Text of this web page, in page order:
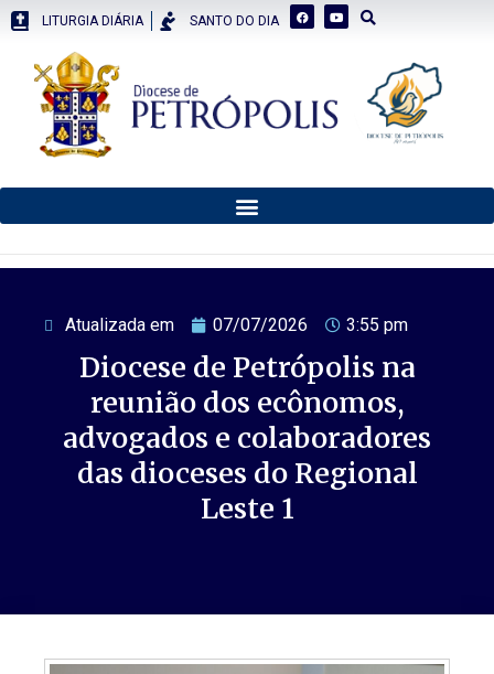
LITURGIA DIÁRIA SANTO DO DIA
Atualizada em 07/07/2026 3:55 pm
Diocese de Petrópolis na
reunião dos ecônomos,
advogados e colaboradores
das dioceses do Regional
Leste 1